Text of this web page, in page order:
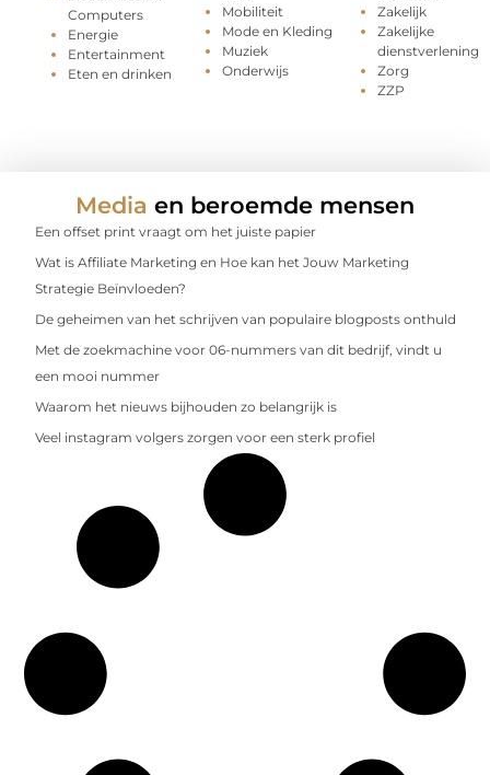
Computers
Energie
Entertainment
Eten en drinken
Mobiliteit
Mode en Kleding
Muziek
Onderwijs
Zakelijk
Zakelijke
dienstverlening
Zorg
ZZP
Media en beroemde mensen
Een offset print vraagt om het juiste papier
Wat is Affiliate Marketing en Hoe kan het Jouw Marketing
Strategie Beïnvloeden?
De geheimen van het schrijven van populaire blogposts onthuld
Met de zoekmachine voor 06-nummers van dit bedrijf, vindt u
een mooi nummer
Waarom het nieuws bijhouden zo belangrijk is
Veel instagram volgers zorgen voor een sterk profiel